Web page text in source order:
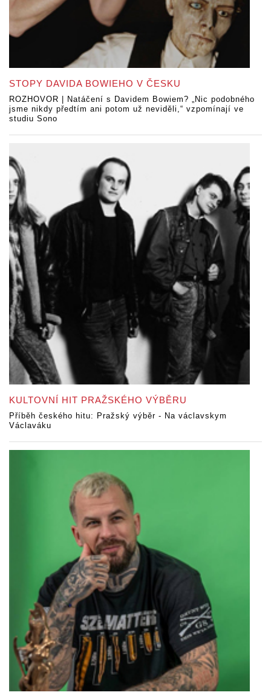
STOPY DAVIDA BOWIEHO V ČESKU
ROZHOVOR | Natáčení s Davidem Bowiem? „Nic podobného
jsme nikdy předtím ani potom už neviděli,“ vzpomínají ve
studiu Sono
KULTOVNÍ HIT PRAŽSKÉHO VÝBĚRU
Příběh českého hitu: Pražský výběr - Na václavskym
Václaváku